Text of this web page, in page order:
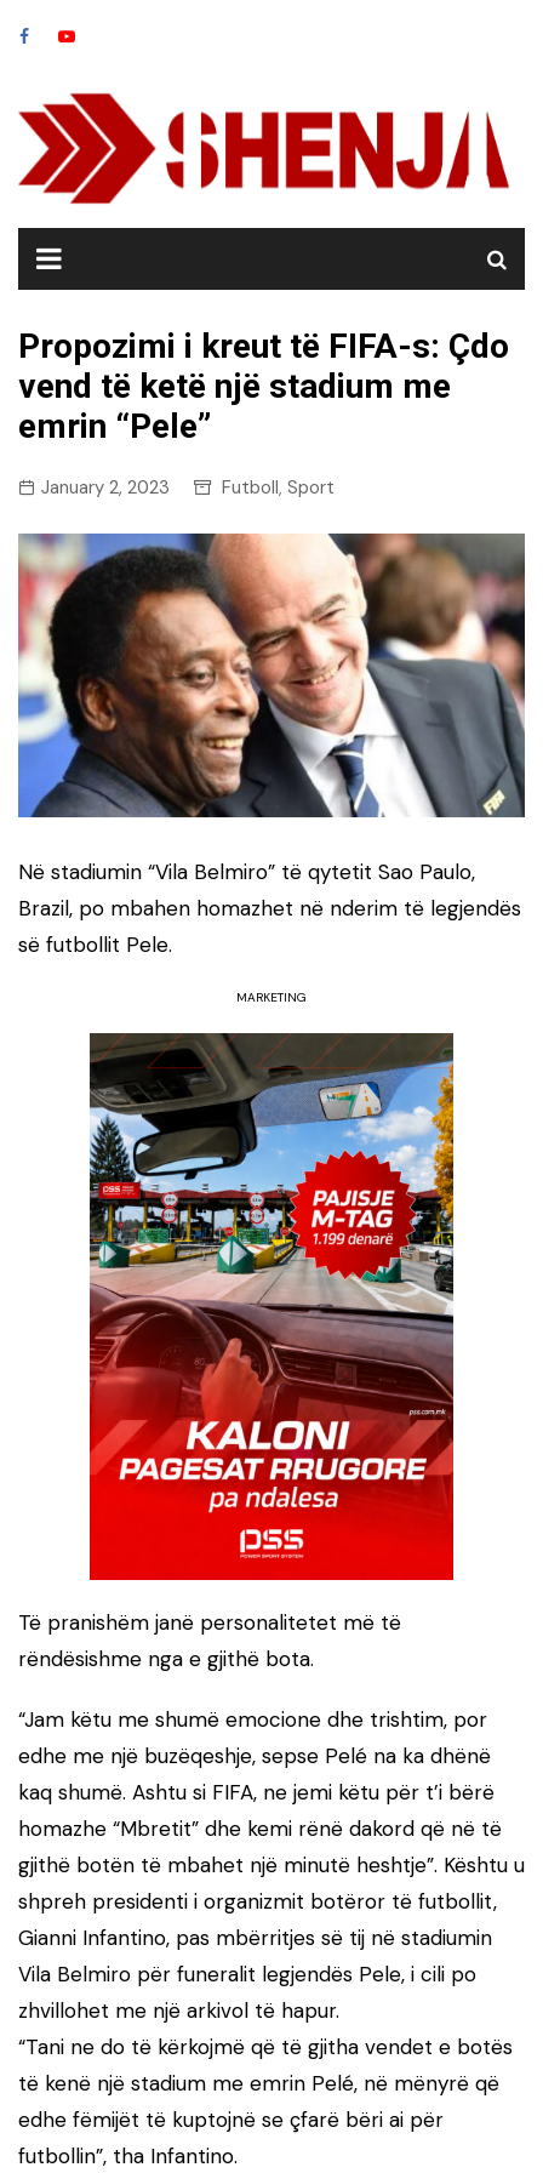
Propozimi i kreut të FIFA-s: Çdo
vend të ketë një stadium me
emrin “Pele”
January 2, 2023 Futboll, Sport
Në stadiumin “Vila Belmiro” të qytetit Sao Paulo,
Brazil, po mbahen homazhet në nderim të legjendës
së futbollit Pele.
MARKETING
Të pranishëm janë personalitetet më të
rëndësishme nga e gjithë bota.
“Jam këtu me shumë emocione dhe trishtim, por
edhe me një buzëqeshje, sepse Pelé na ka dhënë
kaq shumë. Ashtu si FIFA, ne jemi këtu për t’i bërë
homazhe “Mbretit” dhe kemi rënë dakord që në të
gjithë botën të mbahet një minutë heshtje”. Kështu u
shpreh presidenti i organizmit botëror të futbollit,
Gianni Infantino, pas mbërritjes së tij në stadiumin
Vila Belmiro për funeralit legjendës Pele, i cili po
zhvillohet me një arkivol të hapur.
“Tani ne do të kërkojmë që të gjitha vendet e botës
të kenë një stadium me emrin Pelé, në mënyrë që
edhe fëmijët të kuptojnë se çfarë bëri ai për
futbollin”, tha Infantino.